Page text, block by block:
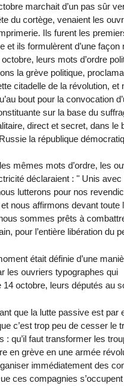
marchait d’un pas sûr
du cortège, venaient les
Ils furent les
et ils formulèrent d’une façon
leurs mots d’ordre
la grève politique,
citadelle de la révolution, et
bout pour la convocation
sur la base du
direct et secret, dans le
la république
mêmes mots d’ordre, les
déclaraient : " Unis avec
lutterons pour nos
et nous affirmons devant toute
sommes prêts à
pour l’entière libération du
était définie d’une
les ouvriers typographes qui
14 octobre, leurs députés au
que la lutte passive est par
c’est trop peu de cesser le
: qu’il faut transformer les
en grève en une armée
immédiatement des
ces compagnies s’occupent